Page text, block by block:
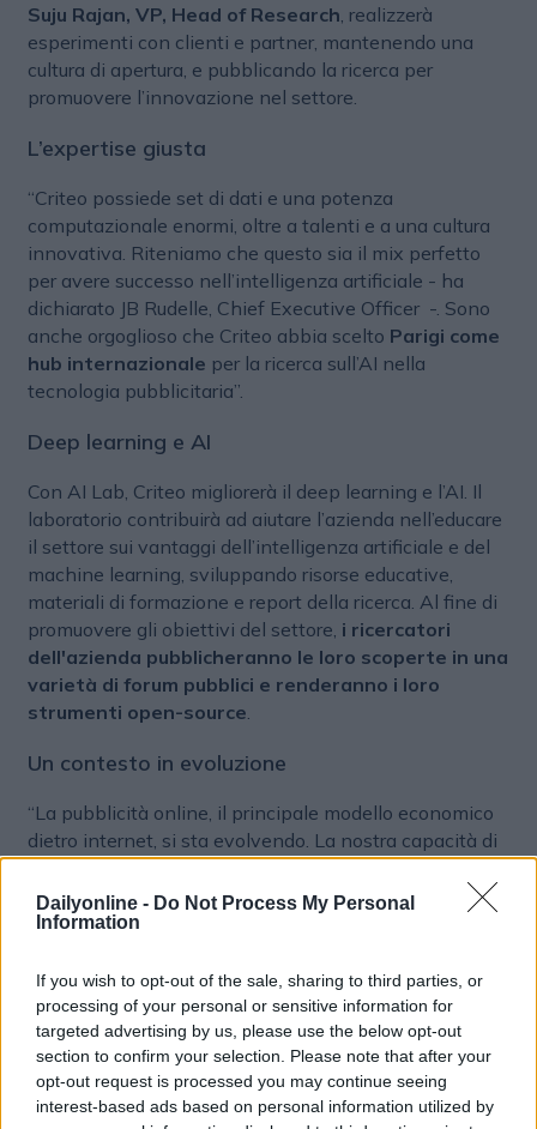
Dailyonline - Do Not Process My Personal
Information
If you wish to opt-out of the sale, sharing to third parties, or
processing of your personal or sensitive information for
targeted advertising by us, please use the below opt-out
section to confirm your selection. Please note that after your
opt-out request is processed you may continue seeing
interest-based ads based on personal information utilized by
Suju Rajan, VP, Head of Research , realizzerà
esperimenti con clienti e partner, mantenendo una
cultura di apertura, e pubblicando la ricerca per
promuovere l’innovazione nel settore.
L’expertise giusta
“Criteo possiede set di dati e una potenza
computazionale enormi, oltre a talenti e a una cultura
innovativa. Riteniamo che questo sia il mix perfetto
per avere successo nell’intelligenza artificiale - ha
dichiarato JB Rudelle, Chief Executive Officer -. Sono
anche orgoglioso che Criteo abbia scelto Parigi come
hub internazionale per la ricerca sull’AI nella
tecnologia pubblicitaria”.
Deep learning e AI
Con AI Lab, Criteo migliorerà il deep learning e l’AI. Il
laboratorio contribuirà ad aiutare l’azienda nell’educare
il settore sui vantaggi dell’intelligenza artificiale e del
machine learning, sviluppando risorse educative,
materiali di formazione e report della ricerca. Al fine di
promuovere gli obiettivi del settore, i ricercatori
dell'azienda pubblicheranno le loro scoperte in una
varietà di forum pubblici e renderanno i loro
strumenti open-source
Un contesto in evoluzione
“La pubblicità online, il principale modello economico
dietro internet, si sta evolvendo. La nostra capacità di
affrontare questi cambiamenti deve basarsi su una
solida ricerca di base dedicata alla creazione di nuovi
principi, modelli e algoritmi”, ha affermato Suju Rajan.
Modelli rivoluzionari
Per raggiungere gli obiettivi per il laboratorio, Criteo
espanderà la sua presenza in Francia, reclutando
talenti di livello mondiale. L'AI Lab si propone di
cambiare l’interazione tra consumatori, inserzionisti ed